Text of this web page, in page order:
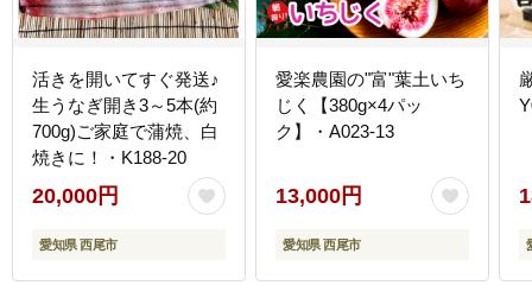
活きを開いてすぐ発送♪
生うなぎ開き3～5本(約
700g)ご家庭で蒲焼、白
焼きに！・K188-20
20,000円
愛知県 西尾市
愛楽農園の"富"葉土いち
じく【380g×4パッ
ク】・A023-13
13,000円
愛知県 西尾市